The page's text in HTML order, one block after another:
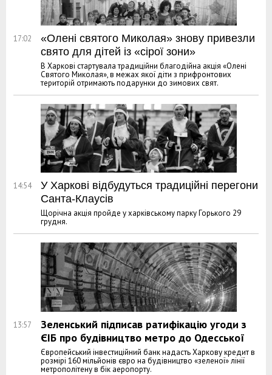
17:02
«Олені святого Миколая» знову привезли
свято для дітей із «сірої зони»
В Харкові стартувала традиційни благодійна акція «Олені
Святого Миколая», в межах якої діти з прифронтових
територій отримають подарунки до зимових свят.
14:54
У Харкові відбудуться традиційні перегони
Санта-Клаусів
Щорічна акція пройде у харківському парку Горького 29
грудня.
13:57
Зеленський підписав ратифікацію угоди з
ЄІБ про будівництво метро до Одесської
Європейський інвестиційний банк надасть Харкову кредит в
розмірі 160 мільйонів євро на будівництво «зеленої» лінії
метрополітену в бік аеропорту.